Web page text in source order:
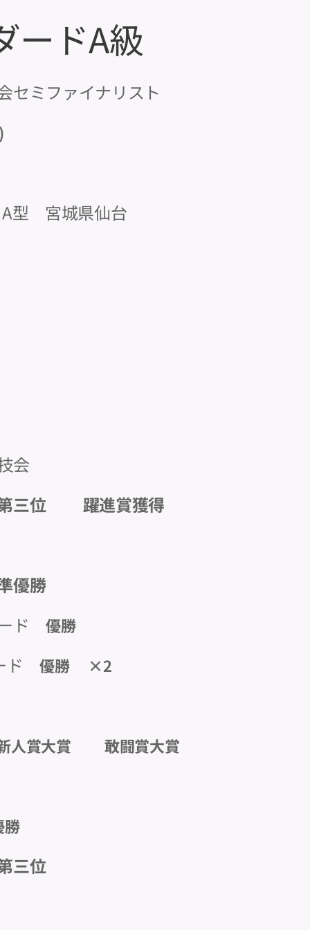
ードA級
セミファイナリスト
A型 宮城県仙台
会
三位🥉 躍進賞獲得✨
優勝🥈
ード優勝🥇
ド優勝🥇×2
人賞大賞🥇 敢闘賞大賞🥇
🥈
三位🥉